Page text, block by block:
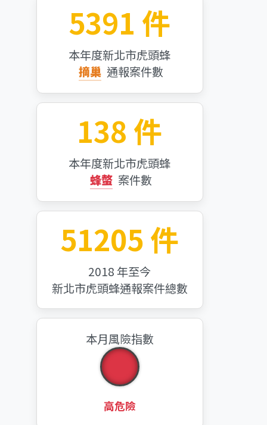
5391 件
本年度新北市虎頭蜂
摘巢 通報案件數
138 件
本年度新北市虎頭蜂
蜂螫 案件數
51205 件
2018 年至今
新北市虎頭蜂通報案件總數
本月風險指數
高危險